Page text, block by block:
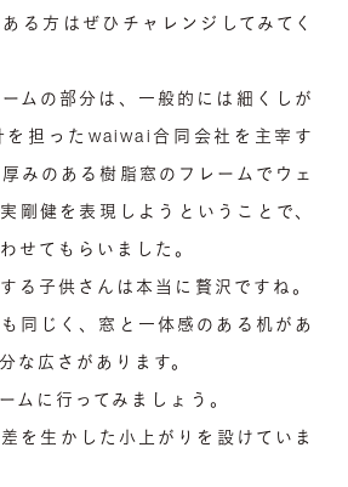
る方はぜひチャレンジしてみてく
ムの部分は、一般的には細くしが
を担ったwaiwai合同会社を主宰す
みのある樹脂窓のフレームでウェ
剛健を表現しようということで、
せてもらいました。
る子供さんは本当に贅沢ですね。
同じく、窓と一体感のある机があ
な広さがあります。
ムに行ってみましょう。
を生かした小上がりを設けていま